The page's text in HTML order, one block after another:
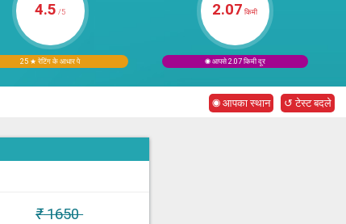
4.5 /5
25 ★ रेटिंग के आधार पे
2.07 किमी
◉ आपसे 2.07 किमी दूर
◉ आपका स्थान ↺ टेस्ट बदले
₹1650